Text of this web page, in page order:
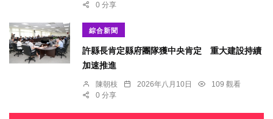
0 分享
綜合新聞
許縣長肯定縣府團隊獲中央肯定 重大建設持續
加速推進
陳朝枝 2026年八月10日
109 觀看
0 分享